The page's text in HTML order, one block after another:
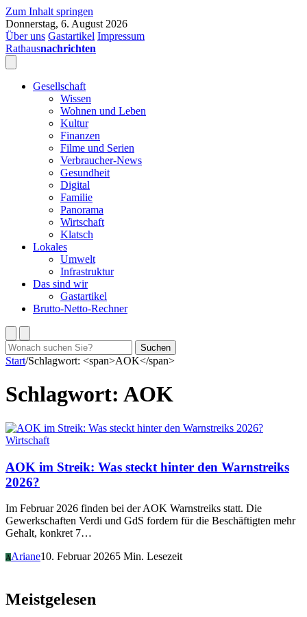
Zum Inhalt springen
Donnerstag, 6. August 2026
Über uns Gastartikel Impressum
Rathausnachrichten
Gesellschaft
Wissen
Wohnen und Leben
Kultur
Finanzen
Filme und Serien
Verbraucher-News
Gesundheit
Digital
Familie
Panorama
Wirtschaft
Klatsch
Lokales
Umwelt
Infrastruktur
Das sind wir
Gastartikel
Brutto-Netto-Rechner
Suchen
nach:
Suchen
Start/Schlagwort: <span>AOK</span>
Schlagwort: AOK
Wirtschaft
AOK im Streik: Was steckt hinter den Warnstreiks
2026?
Im Februar 2026 finden bei der AOK Warnstreiks statt. Die
Gewerkschaften Verdi und GdS fordern für die Beschäftigten mehr
Gehalt, konkret 7…
AAriane10. Februar 20265 Min. Lesezeit
Meistgelesen